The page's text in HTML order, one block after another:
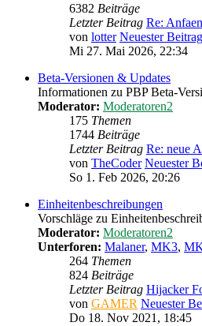
6382 Beiträge
Letzter Beitrag Re:
von lotter Neuester Beitrag
Mi 27. Mai 2026, 22:34
Beta-Versionen & Updates
Informationen zu PBP Beta-
Moderator: Moderatoren2
175 Themen
1744 Beiträge
Letzter Beitrag Re: neue
von TheCoder Neuester
So 1. Feb 2026, 20:26
Einheitenbeschreibungen
Vorschläge zu
Moderator: Moderatoren2
Unterforen: Malaner, MK3,
264 Themen
824 Beiträge
Letzter Beitrag Hijacker
von GAMER Neuester
Do 18. Nov 2021, 18:45